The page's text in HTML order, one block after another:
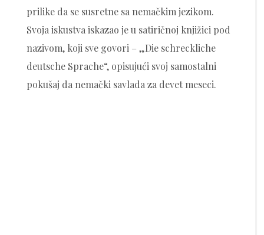
prilike da se susretne sa nemačkim jezikom.
Svoja iskustva iskazao je u satiričnoj knjižici pod
nazivom, koji sve govori – „Die schreckliche
deutsche Sprache“, opisujući svoj samostalni
pokušaj da nemački savlada za devet meseci.